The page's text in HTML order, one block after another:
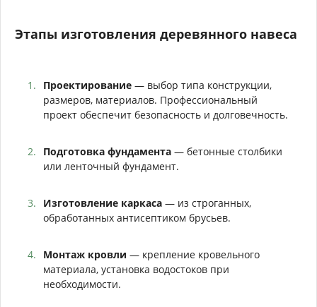
Этапы изготовления деревянного навеса
Проектирование — выбор типа конструкции,
размеров, материалов. Профессиональный
проект обеспечит безопасность и долговечность.
Подготовка фундамента — бетонные столбики
или ленточный фундамент.
Изготовление каркаса — из строганных,
обработанных антисептиком брусьев.
Монтаж кровли — крепление кровельного
материала, установка водостоков при
необходимости.